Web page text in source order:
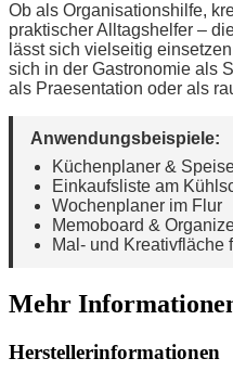
Ob als Organisationshilfe,
praktischer Alltagshelfer –
lässt sich vielseitig
sich in der Gastronomie als
als Praesentation oder als
Anwendungsbeispiele:
Küchenplaner &
Einkaufsliste am
Wochenplaner im Flur
Memoboard &
Mal- und Kreativfläche
Mehr
Herstellerinformationen